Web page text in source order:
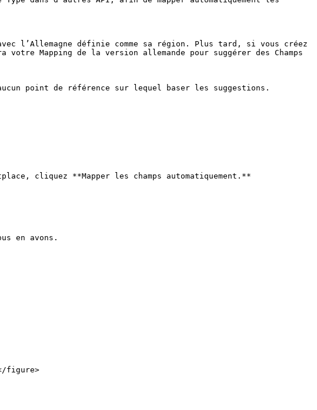
l’Allemagne définie comme sa région. Plus tard, si vous créez
Mapping de la version allemande pour suggérer des Champs
point de référence sur lequel baser les suggestions.
cliquez **Mapper les champs automatiquement.**
en avons.
figure>